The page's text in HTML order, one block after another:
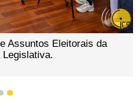
Assuntos Eleitorais da
2 3